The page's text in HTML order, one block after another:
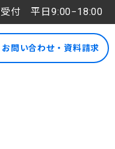
受付 平日9:00−18:00
お問い合わせ・資料請求